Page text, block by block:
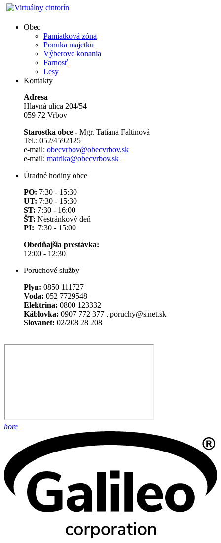
Obec
Pamiatková zóna
Ponuka majetku
Výberove konania
Farnosť
Lesy
Kontakty
Adresa
Hlavná ulica 204/54
059 72 Vrbov
Starostka obce - Mgr. Tatiana Faltinová
Tel.: 052/4592125
e-mail: obecvrbov@obecvrbov.sk
e-mail: matrika@obecvrbov.sk
Úradné hodiny obce
PO: 7:30 - 15:30
UT: 7:30 - 15:30
ST: 7:30 - 16:00
ŠT: Nestránkový deň
PI: 7:30 - 15:00
Obedňajšia prestávka:
12:00 - 12:30
Poruchové služby
Plyn: 0850 111727
Voda: 052 7729548
Elektrina: 0800 123332
Káblovka: 0907 772 377 , poruchy@sinet.sk
Slovanet: 02/208 28 208
hore